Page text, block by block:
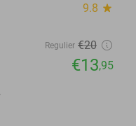
9.8 star
Regulier €20
€13,95